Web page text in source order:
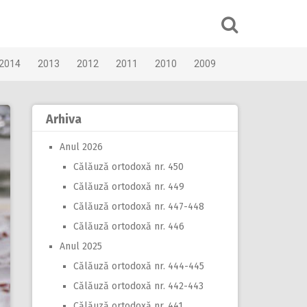
2013 2012 2011 2010 2009
Arhiva
Anul 2026
Călăuză ortodoxă nr. 450
Călăuză ortodoxă nr. 449
Călăuză ortodoxă nr. 447-448
Călăuză ortodoxă nr. 446
Anul 2025
Călăuză ortodoxă nr. 444-445
Călăuză ortodoxă nr. 442-443